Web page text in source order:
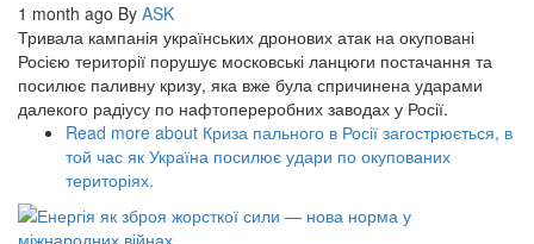
1 month ago By ASK
Тривала кампанія українських дронових атак на окуповані
Росією території порушує московські ланцюги постачання та
посилює паливну кризу, яка вже була спричинена ударами
далекого радіусу по нафтопереробних заводах у Росії.
Read more about Криза пального в Росії загострюється, в
той час як Україна посилює удари по окупованих
територіях.